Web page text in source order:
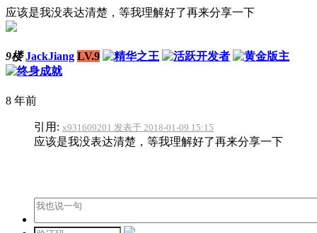
应该是我没表达清楚，等我理解好了再来分享一下
9楼 JackJiang LV.9
8 年前
引用: x931609201 发表于 2018-01-09 15:15
应该是我没表达清楚，等我理解好了再来分享一下